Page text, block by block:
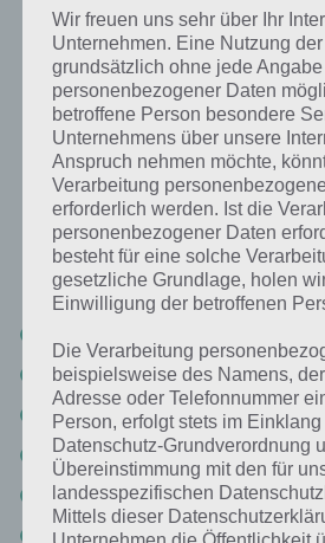
Auch hier wieder eine Liste der Level vom
Die verlorenen Level – Level 1-2
Die verlorenen Level – Level 1-3
Die verlorenen Level – Level 1-4
Die verlorenen Level – Level 1-5
Die verlorenen Level – Level 1-6
Wir freuen uns sehr über Ihr
Unternehmen. Eine Nutzung
grundsätzlich ohne jede Angabe
personenbezogener Daten
betroffene Person besondere
Unternehmens über unsere
Anspruch nehmen möchte,
Verarbeitung
erforderlich werden. Ist die
personenbezogener Daten
besteht für eine solche
gesetzliche Grundlage, holen
Einwilligung der betroffenen
Die Verarbeitung
beispielsweise des Namens,
Adresse oder Telefonnummer
Person, erfolgt stets im Einklang
Datenschutz-Grundverordnung
Übereinstimmung mit den für
landesspezifischen
Mittels dieser